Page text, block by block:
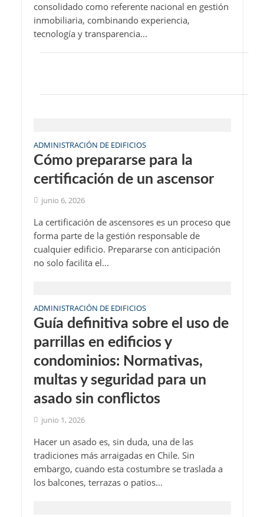
consolidado como referente nacional en gestión
inmobiliaria, combinando experiencia,
tecnología y transparencia...
ADMINISTRACIÓN DE EDIFICIOS
Cómo prepararse para la
certificación de un ascensor
junio 6, 2026
La certificación de ascensores es un proceso que
forma parte de la gestión responsable de
cualquier edificio. Prepararse con anticipación
no solo facilita el...
ADMINISTRACIÓN DE EDIFICIOS
Guía definitiva sobre el uso de
parrillas en edificios y
condominios: Normativas,
multas y seguridad para un
asado sin conflictos
junio 1, 2026
Hacer un asado es, sin duda, una de las
tradiciones más arraigadas en Chile. Sin
embargo, cuando esta costumbre se traslada a
los balcones, terrazas o patios...